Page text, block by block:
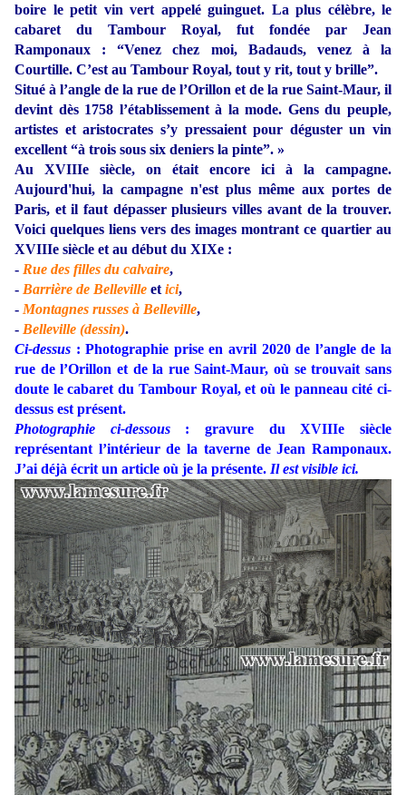
boire le petit vin vert appelé guinguet. La plus célèbre, le
cabaret du Tambour Royal, fut fondée par Jean
Ramponaux : “Venez chez moi, Badauds, venez à la
Courtille. C’est au Tambour Royal, tout y rit, tout y brille”.
Situé à l’angle de la rue de l’Orillon et de la rue Saint-Maur, il
devint dès 1758 l’établissement à la mode. Gens du peuple,
artistes et aristocrates s’y pressaient pour déguster un vin
excellent “à trois sous six deniers la pinte”. »
Au XVIIIe siècle, on était encore ici à la campagne.
Aujourd'hui, la campagne n'est plus même aux portes de
Paris, et il faut dépasser plusieurs villes avant de la trouver.
Voici quelques liens vers des images montrant ce quartier au
XVIIIe siècle et au début du XIXe :
- Rue des filles du calvaire,
- Barrière de Belleville et ici,
- Montagnes russes à Belleville,
- Belleville (dessin).
Ci-dessus : Photographie prise en avril 2020 de l’angle de la
rue de l’Orillon et de la rue Saint-Maur, où se trouvait sans
doute le cabaret du Tambour Royal, et où le panneau cité ci-
dessus est présent.
Photographie ci-dessous : gravure du XVIIIe siècle
représentant l’intérieur de la taverne de Jean Ramponaux.
J’ai déjà écrit un article où je la présente. Il est visible ici.